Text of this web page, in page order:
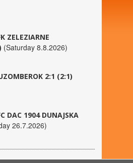
ZELEZIARNE
(Saturday 8.8.2026)
2:1 (2:1)
DAC 1904 DUNAJSKA
26.7.2026)